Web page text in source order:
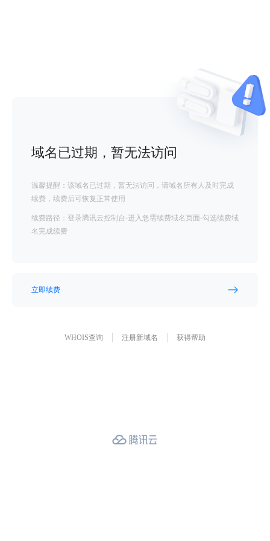
域名已过期，暂无法访问
温馨提醒：该域名已过期，暂无法访问，请域名所有人及时完成
续费，续费后可恢复正常使用
续费路径：登录腾讯云控制台-进入急需续费域名页面-勾选续费域
名完成续费
立即续费
WHOIS查询 注册新域名 获得帮助